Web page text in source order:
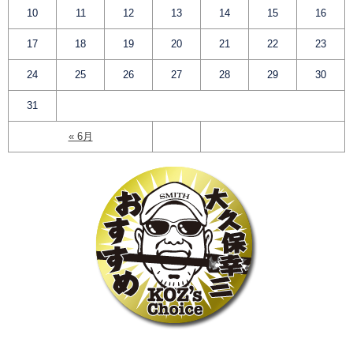
« 6月
10 11 12 13 14 15 16
17 18 19 20 21 22 23
24 25 26 27 28 29 30
31